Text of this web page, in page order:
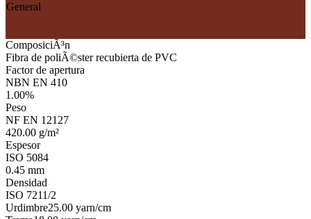
General
ComposiciÃ³n
Fibra de poliÃ©ster recubierta de PVC
Factor de apertura
NBN EN 410
1.00%
Peso
NF EN 12127
420.00 g/m²
Espesor
ISO 5084
0.45 mm
Densidad
ISO 7211/2
Urdimbre25.00 yarn/cm